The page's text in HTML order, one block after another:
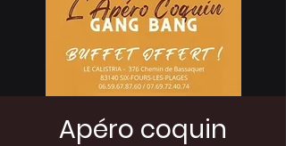
Apéro coquin